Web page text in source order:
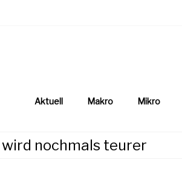
Aktuell Makro Mikro
nochmals teurer